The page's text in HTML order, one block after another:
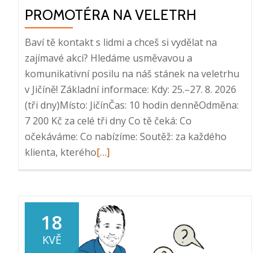
PROMOTÉRA NA VELETRH
Baví tě kontakt s lidmi a chceš si vydělat na
zajímavé akci? Hledáme usměvavou a
komunikativní posilu na náš stánek na veletrhu
v Jičíně! Základní informace: Kdy: 25.–27. 8. 2026
(tři dny)Místo: JičínČas: 10 hodin denněOdměna:
7 200 Kč za celé tři dny Co tě čeká: Co
očekáváme: Co nabízíme: Soutěž: za každého
klienta, kteréhoRead
HOSTESKU
/
PROMOTÉRA
[…]
18
KVĚ